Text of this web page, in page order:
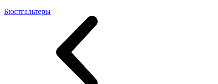
Бюстгальтеры